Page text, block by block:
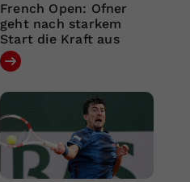
French Open: Ofner
geht nach starkem
Start die Kraft aus